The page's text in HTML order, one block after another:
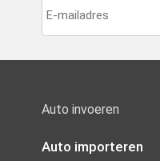
Auto invoeren
Auto importeren